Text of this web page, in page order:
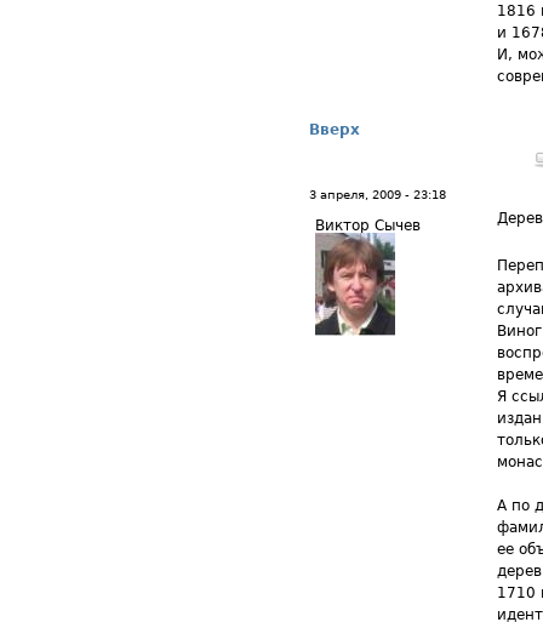
1816
и
И,
Вверх
3 апреля, 2009 - 23:18
Виктор Сычев
Я
А по
ее
1710